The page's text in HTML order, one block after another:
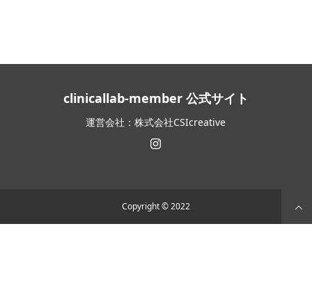
clinicallab-member 公式サイト
運営会社：株式会社CSIcreative
Copyright © 2022